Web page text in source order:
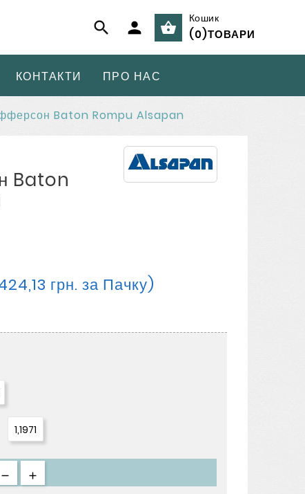
  
Кошик
(0)ТОВАРИ
КОНТАКТИ ПРО НАС
Baton Rompu Alsapan
Baton
грн. за Пачку)
1,1971